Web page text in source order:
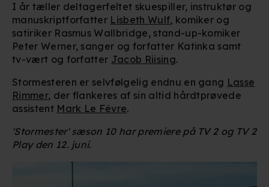
I år tæller deltagerfeltet skuespiller, instruktør og
manuskriptforfatter Lisbeth Wulf, komiker og
satiriker Rasmus Wallbridge, stand-up-komiker
Peter Werner, sanger og forfatter Katinka samt
tv-vært og forfatter Jacob Riising.
Stormesteren er selvfølgelig endnu en gang Lasse
Rimmer, der flankeres af sin altid hårdtprøvede
assistent Mark Le Fêvre.
'Stormester' sæson 10 har premiere på TV 2 og TV 2
Play den 12. juni.